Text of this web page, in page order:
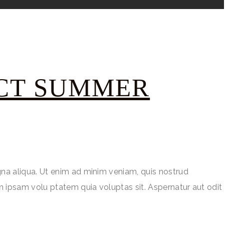
SUMMER
aliqua. Ut enim ad minim veniam, quis nostrud
ipsam volu ptatem quia voluptas sit. Aspernatur aut odit